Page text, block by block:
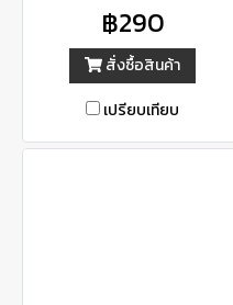
฿290
สั่งซื้อสินค้า
เปรียบเทียบ